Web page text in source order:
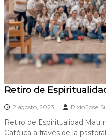
n
e
z
u
e
l
Retiro de
2 agosto, 2023 Rixio Jose
Retiro de Espiritualidad
Católica a través de la